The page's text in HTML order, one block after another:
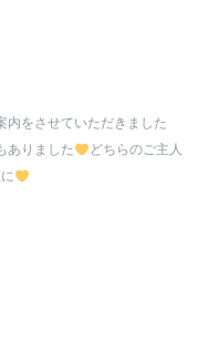
内をさせていただきました
ありました
どちらのご主人